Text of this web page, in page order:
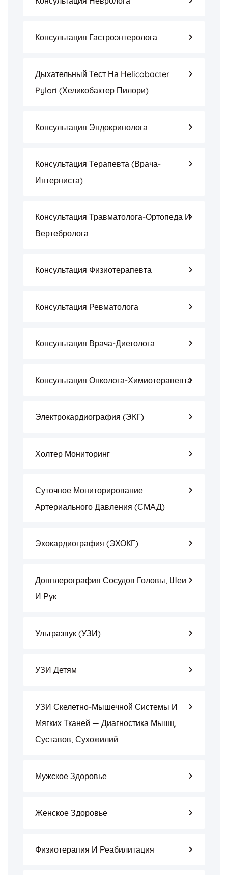
Консультация Гастроэнтеролога
Дыхательный Тест На Helicobacter
Pylori (Хеликобактер Пилори)
Консультация Эндокринолога
Консультация Терапевта (врача-
Интерниста)
Консультация Травматолога-Ортопеда И
Вертебролога
Консультация Физиотерапевта
Консультация Ревматолога
Консультация Врача-Диетолога
Консультация Онколога-Химиотерапевта
Электрокардиография (ЭКГ)
Холтер Мониторинг
Суточное Мониторирование
Артериального Давления (СМАД)
Эхокардиография (ЭХОКГ)
Допплерография Сосудов Головы, Шеи
И Рук
Ультразвук (УЗИ)
УЗИ Детям
УЗИ Скелетно-Мышечной Системы И
Мягких Тканей — Диагностика Мышц,
Суставов, Сухожилий
Мужское Здоровье
Женское Здоровье
Физиотерапия И Реабилитация